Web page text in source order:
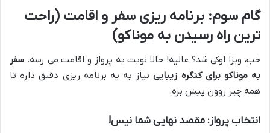
گام سوم: برنامه ریزی سفر و اقامت (راحت
ترین راه رسیدن به موناکو)
خب، ویزا اوکی شد؟ عالیه! حالا نوبت به پرواز و اقامت می رسه. سفر
به موناکو برای کنگره زیبایینیاز به یه برنامه ریزی دقیق داره تا
همه چیز روون پیش بره.
انتخاب پرواز: مقصد نهایی شما نیس!